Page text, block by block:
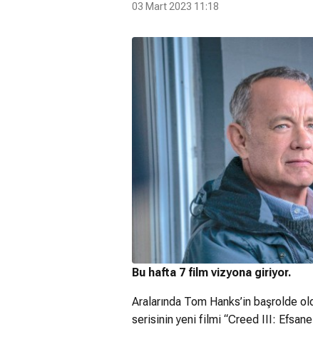
03 Mart 2023 11:18
Bu hafta 7 film vizyona giriyor.
Aralarında Tom Hanks’in başrolde
serisinin yeni filmi “Creed III: